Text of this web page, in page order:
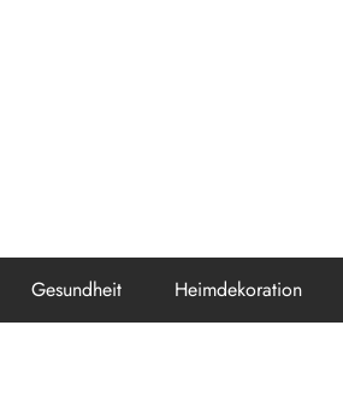
Gesundheit Heimdekoration